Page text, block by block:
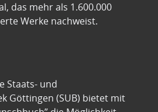
das mehr als 1.600.000
Werke nachweist.
Staats- und
Göttingen (SUB) bietet mit